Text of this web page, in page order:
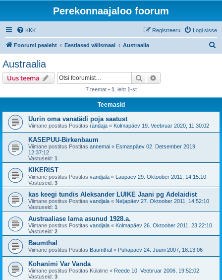
Perekonnaajaloo foorum
KKK Logi sisse
Registreeru
Foorumi pealeht Eestlased välismaal Austraalia
Austraalia
Uus teema Otsi
7 teemat • 1 . leht 1-st
Teemasid
Uurin oma vanatädi poja saatust
Viimane postitus Postitas rändaja « Kolmapäev 19. Veebruar 2020, 11:30:02
KASEPUU-Birkenbaum
Viimane postitus Postitas annemai « Esmaspäev 02. Detsember 2019,
12:37:12
Vastuseid: 1
KIKERIST
Viimane postitus Postitas vandjala « Laupäev 29. Oktoober 2011, 14:15:10
Vastuseid: 3
kas keegi tundis Aleksander LUIKE Jaani pg Adelaidist
Viimane postitus Postitas vandjala « Neljapäev 27. Oktoober 2011, 14:52:10
Vastuseid: 1
Austraaliase lama asunud 1928.a.
Viimane postitus Postitas vandjala « Kolmapäev 26. Oktoober 2011, 23:22:10
Vastuseid: 2
Baumthal
Viimane postitus Postitas Baumthal « Pühapäev 24. Juuni 2007, 18:13:06
Kohanimi Var Vanda
Viimane postitus Postitas Külaline « Reede 10. Veebruar 2006, 19:52:02
Vastuseid: 3